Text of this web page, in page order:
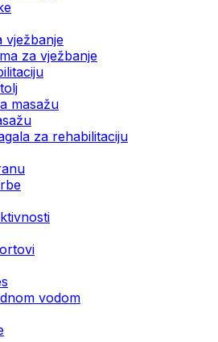
vježbanje
za vježbanje
masažu
za rehabilitaciju
vodom